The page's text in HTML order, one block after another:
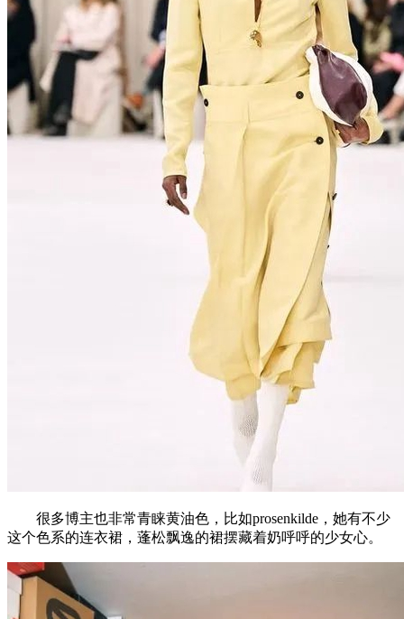
很多博主也非常青睐黄油色，比如prosenkilde，她有不少
这个色系的连衣裙，蓬松飘逸的裙摆藏着奶呼呼的少女心。